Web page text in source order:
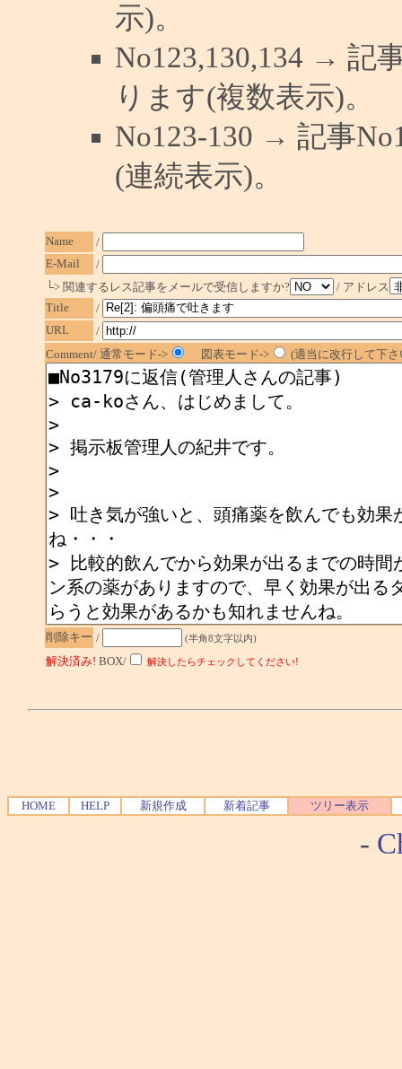
示)。
No123,130,134 → 記
ります(複数表示)。
No123-130 → 記事
(連続表示)。
Name
/
E-Mail
/
└> 関連するレス記事をメールで受信しますか?
/ アドレス
Title
/
URL
/
Comment/ 通常モード->
図表モード-> (適当に改行して下
削除キー / (半角8文字以内)
解決済み! BOX/ 解決したらチェックしてください!
HOME HELP 新規作成 新着記事 ツリー表示
-